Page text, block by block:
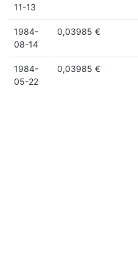
11-13
1984-
08-14
0,03985 €
1984-
05-22
0,03985 €